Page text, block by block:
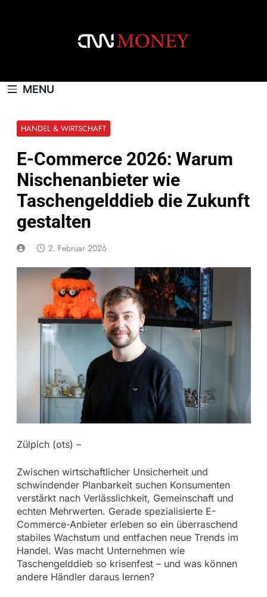
MENU
HANDEL & WIRTSCHAFT
E-Commerce 2026: Warum
Nischenanbieter wie
Taschengelddieb die Zukunft
gestalten
2. Februar 2026
Zülpich (ots) –
Zwischen wirtschaftlicher Unsicherheit und
schwindender Planbarkeit suchen Konsumenten
verstärkt nach Verlässlichkeit, Gemeinschaft und
echten Mehrwerten. Gerade spezialisierte E-
Commerce-Anbieter erleben so ein überraschend
stabiles Wachstum und entfachen neue Trends im
Handel. Was macht Unternehmen wie
Taschengelddieb so krisenfest – und was können
andere Händler daraus lernen?